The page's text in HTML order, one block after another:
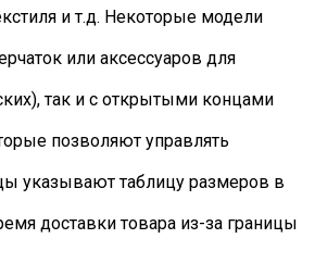
и т.д. Некоторые модели
или аксессуаров для
так и с открытыми концами
позволяют управлять
указывают таблицу размеров в
доставки товара из-за границы